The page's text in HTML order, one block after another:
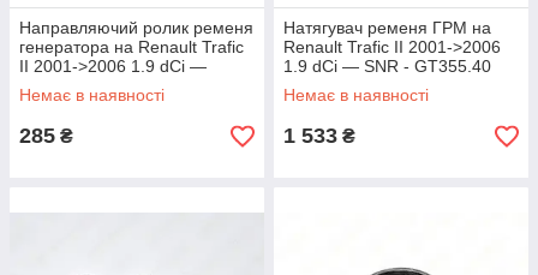
Направляючий ролик ременя
генератора на Renault Trafic
II 2001->2006 1.9 dCi —
AutoTechteile - 5120002
Немає в наявності
285 ₴
Натягувач ременя ГРМ на
Renault Trafic II 2001->2006
1.9 dCi — SNR - GT355.40
Немає в наявності
1 533 ₴